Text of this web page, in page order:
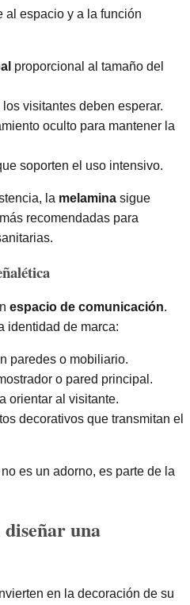
al espacio y a la función
proporcional al tamaño del
los visitantes deben esperar.
oculto para mantener la
soporten el uso intensivo.
la melamina sigue
recomendadas para
espacio de comunicación.
identidad de marca:
paredes o mobiliario.
o pared principal.
orientar al visitante.
decorativos que transmitan el
es un adorno, es parte de la
una
en la decoración de su